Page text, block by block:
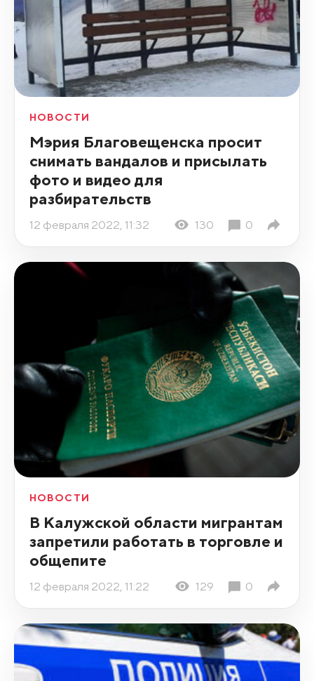
НОВОСТИ
Мэрия Благовещенска просит
снимать вандалов и присылать
фото и видео для
разбирательств
12 февраля 2022, 11:32 130 0
НОВОСТИ
В Калужской области мигрантам
запретили работать в торговле и
общепите
12 февраля 2022, 11:22 129 0